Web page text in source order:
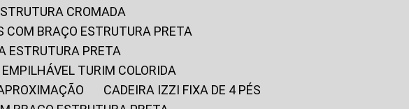
CROMADA
COM BRAÇO ESTRUTURA PRETA
ESTRUTURA PRETA
EMPILHÁVEL TURIM COLORIDA
CADEIRA IZZI FIXA DE 4 PÉS